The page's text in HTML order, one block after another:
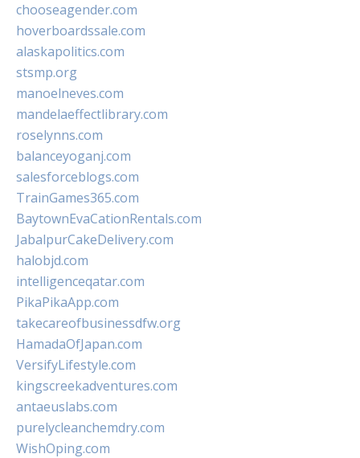
chooseagender.com
hoverboardssale.com
alaskapolitics.com
stsmp.org
manoelneves.com
mandelaeffectlibrary.com
roselynns.com
balanceyoganj.com
salesforceblogs.com
TrainGames365.com
BaytownEvaCationRentals.com
JabalpurCakeDelivery.com
halobjd.com
intelligenceqatar.com
PikaPikaApp.com
takecareofbusinessdfw.org
HamadaOfJapan.com
VersifyLifestyle.com
kingscreekadventures.com
antaeuslabs.com
purelycleanchemdry.com
WishOping.com